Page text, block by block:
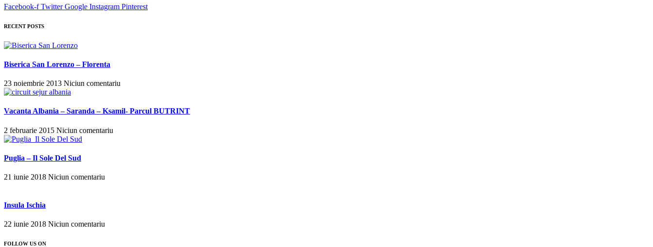
Facebook-f Twitter Google Instagram Pinterest
RECENT POSTS
Biserica San Lorenzo – Florenta
23 noiembrie 2013 Niciun comentariu
Vacanta Albania – Saranda – Ksamil- Parcul BUTRINT
2 februarie 2015 Niciun comentariu
Puglia – Il Sole Del Sud
21 iunie 2018 Niciun comentariu
Insula Ischia
22 iunie 2018 Niciun comentariu
FOLLOW US ON